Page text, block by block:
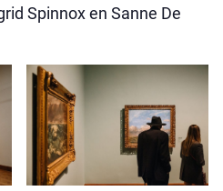
Spinnox en Sanne De